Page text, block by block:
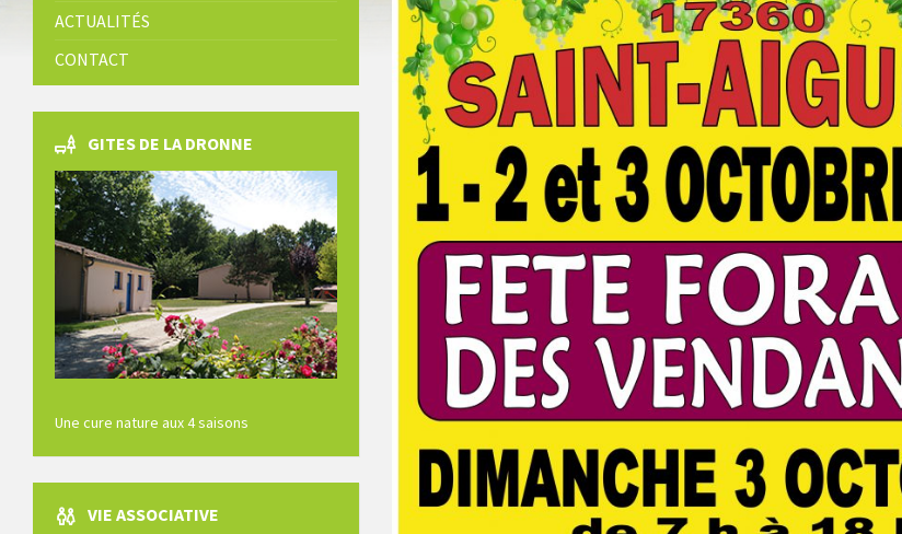
ACTUALITÉS
CONTACT
GITES DE LA DRONNE
Une cure nature aux 4 saisons
VIE ASSOCIATIVE